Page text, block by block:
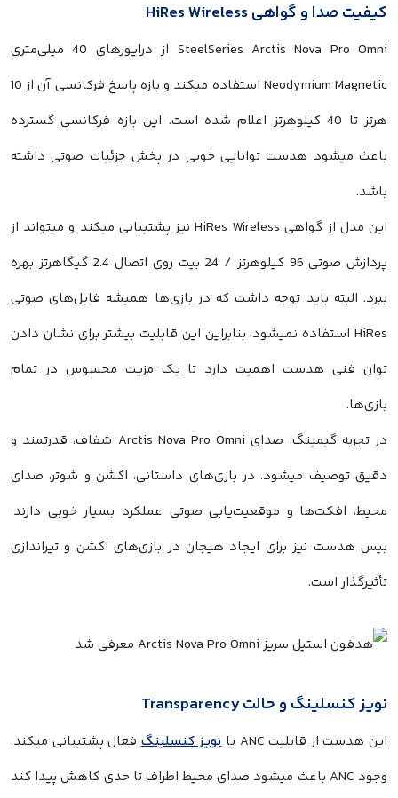
کیفیت صدا و گواهی HiRes Wireless
SteelSeries Arctis Nova Pro Omni از درایورهای 40 میلی‌متری
Neodymium Magnetic استفاده میکند و بازه پاسخ فرکانسی آن از 10
هرتز تا 40 کیلوهرتز اعلام شده است. این بازه فرکانسی گسترده
باعث میشود هدست توانایی خوبی در پخش جزئیات صوتی داشته
باشد.
این مدل از گواهی HiRes Wireless نیز پشتیبانی میکند و میتواند از
پردازش صوتی 96 کیلوهرتز / 24 بیت روی اتصال 2.4 گیگاهرتز بهره
ببرد. البته باید توجه داشت که در بازی‌ها همیشه فایل‌های صوتی
HiRes استفاده نمیشود، بنابراین این قابلیت بیشتر برای نشان دادن
توان فنی هدست اهمیت دارد تا یک مزیت محسوس در تمام
بازی‌ها.
در تجربه گیمینگ، صدای Arctis Nova Pro Omni شفاف، قدرتمند و
دقیق توصیف میشود. در بازی‌های داستانی، اکشن و شوتر، صدای
محیط، افکت‌ها و موقعیت‌یابی صوتی عملکرد بسیار خوبی دارند.
بیس هدست نیز برای ایجاد هیجان در بازی‌های اکشن و تیراندازی
تأثیرگذار است.
نویز کنسلینگ و حالت Transparency
این هدست از قابلیت ANC یا نویز کنسلینگفعال پشتیبانی میکند.
وجود ANC باعث میشود صدای محیط اطراف تا حدی کاهش پیدا کند